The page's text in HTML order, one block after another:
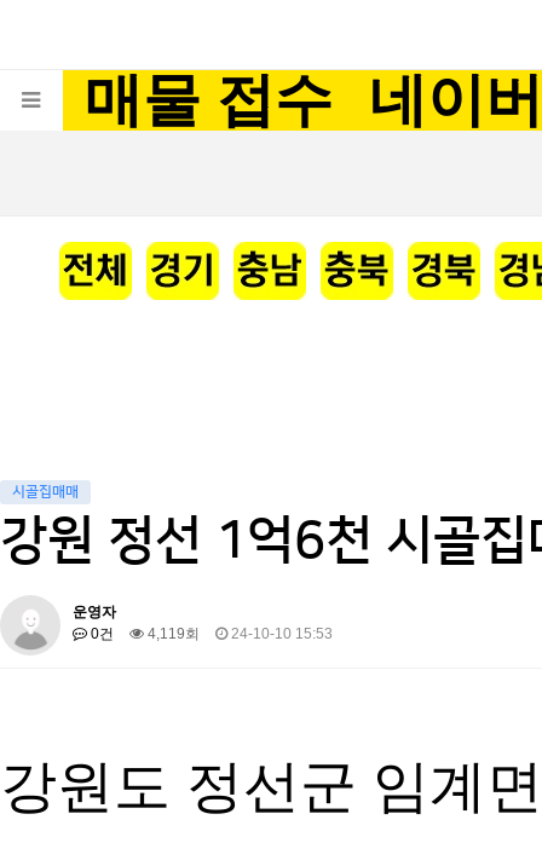
매물 접수 네이
시골집매매
강원 정선 1억6천 시골
운영자
0건
4,119회 24-10-10 15:53
강원도 정선군 임계